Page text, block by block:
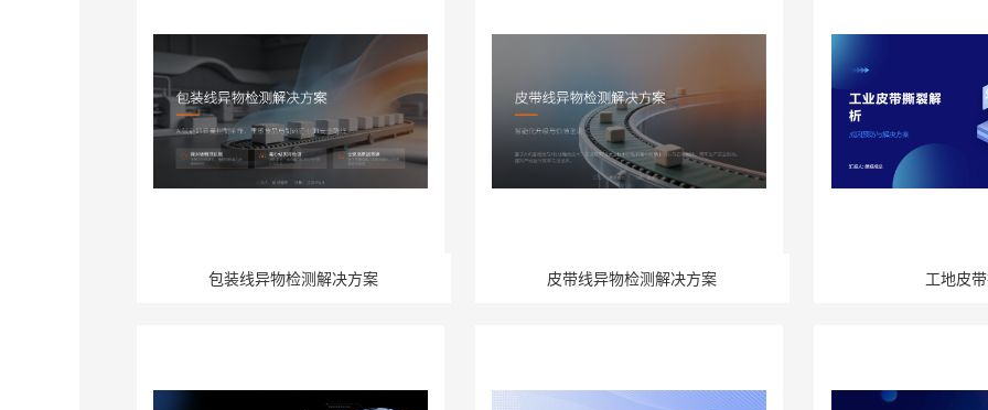
包装线异物检测解决方案 皮带线异物检测解决方案 工地皮